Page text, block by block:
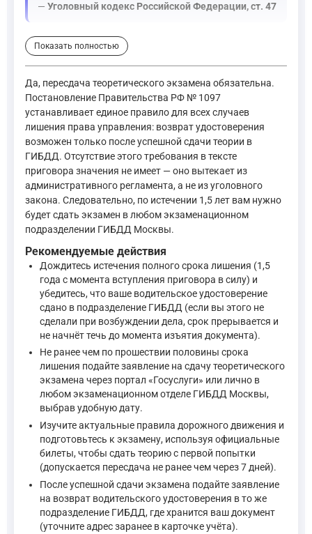
— Уголовный кодекс Российской Федерации, ст. 47
Уголовно-исполнительный кодекс регулирует порядок
"Статья 33. Порядок исполнения наказания в виде
—Уголовно-исполнительный кодекс Российской
"Статья 34. Обязанности администрации организаций, в
—Уголовно-исполнительный кодекс Российской
Постановление Правительства РФ от 24.10.2014 N 1097
"Постановление Правительства РФ от 24.10.2014 N 1097
"Постановление Правительства РФ от 24.10.2014 N 1097
—Постановление Правительства РФ от 24.10.2014 N 1097,
Предоставленные приказы МВД (от 21.12.2019 N 950 и от
Таким образом, в имеющемся блоке нормативных актов
Показать полностью
Да, пересдача теоретического экзамена обязательна.
Постановление Правительства РФ № 1097
устанавливает единое правило для всех случаев
лишения права управления: возврат удостоверения
возможен только после успешной сдачи теории в
ГИБДД. Отсутствие этого требования в тексте
приговора значения не имеет — оно вытекает из
административного регламента, а не из уголовного
закона. Следовательно, по истечении 1,5 лет вам нужно
будет сдать экзамен в любом экзаменационном
подразделении ГИБДД Москвы.
Рекомендуемые действия
Дождитесь истечения полного срока лишения (1,5
года с момента вступления приговора в силу) и
убедитесь, что ваше водительское удостоверение
сдано в подразделение ГИБДД (если вы этого не
сделали при возбуждении дела, срок прерывается и
не начнёт течь до момента изъятия документа).
Не ранее чем по прошествии половины срока
лишения подайте заявление на сдачу теоретического
экзамена через портал «Госуслуги» или лично в
любом экзаменационном отделе ГИБДД Москвы,
выбрав удобную дату.
Изучите актуальные правила дорожного движения и
подготовьтесь к экзамену, используя официальные
билеты, чтобы сдать теорию с первой попытки
(допускается пересдача не ранее чем через 7 дней).
После успешной сдачи экзамена подайте заявление
на возврат водительского удостоверения в то же
подразделение ГИБДД, где хранится ваш документ
(уточните адрес заранее в карточке учёта).